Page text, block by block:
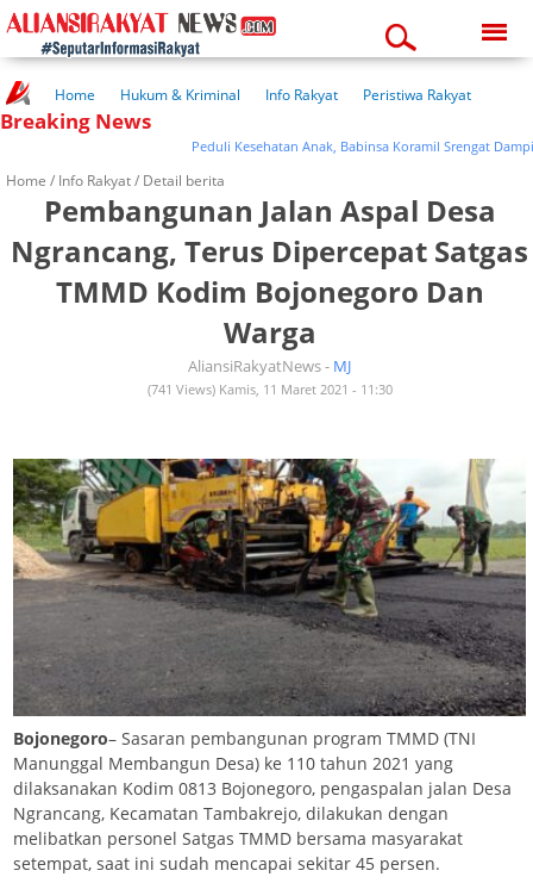
11:30:43 pm
Home Hukum & Kriminal Info Rakyat
Peristiwa Rakyat
Kuliner Rakyat
Wisata Rakyat
Kesehatan
Breaking News
Peduli Kesehatan Anak, Babinsa Koramil Srengat Dampingi
Home / Info Rakyat/ Detail berita
Pembangunan Jalan Aspal Desa
Ngrancang, Terus Dipercepat Satgas
TMMD Kodim Bojonegoro Dan
Warga
AliansiRakyatNews - MJ
(741 Views) Kamis, 11 Maret 2021 - 11:30
Bojonegoro– Sasaran pembangunan program TMMD (TNI
Manunggal Membangun Desa) ke 110 tahun 2021 yang
dilaksanakan Kodim 0813 Bojonegoro, pengaspalan jalan Desa
Ngrancang, Kecamatan Tambakrejo, dilakukan dengan
melibatkan personel Satgas TMMD bersama masyarakat
setempat, saat ini sudah mencapai sekitar 45 persen.